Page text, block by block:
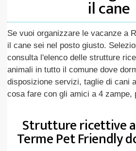
il cane
Se vuoi organizzare le vacanze a
il cane sei nel posto giusto.
consulta l'elenco delle strutture
animali in tutto il comune dove
disposizione servizi, taglie di cani
cosa fare con gli amici a 4 zampe,
Strutture ricettive
Terme Pet Friendly